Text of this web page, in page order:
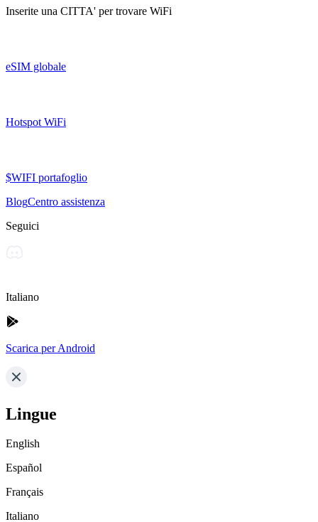
Inserite una CITTA' per trovare WiFi
eSIM globale
Hotspot WiFi
$WIFI portafoglio
BlogCentro assistenza
Seguici
Italiano
Scarica per Android
Lingue
English
Español
Français
Italiano